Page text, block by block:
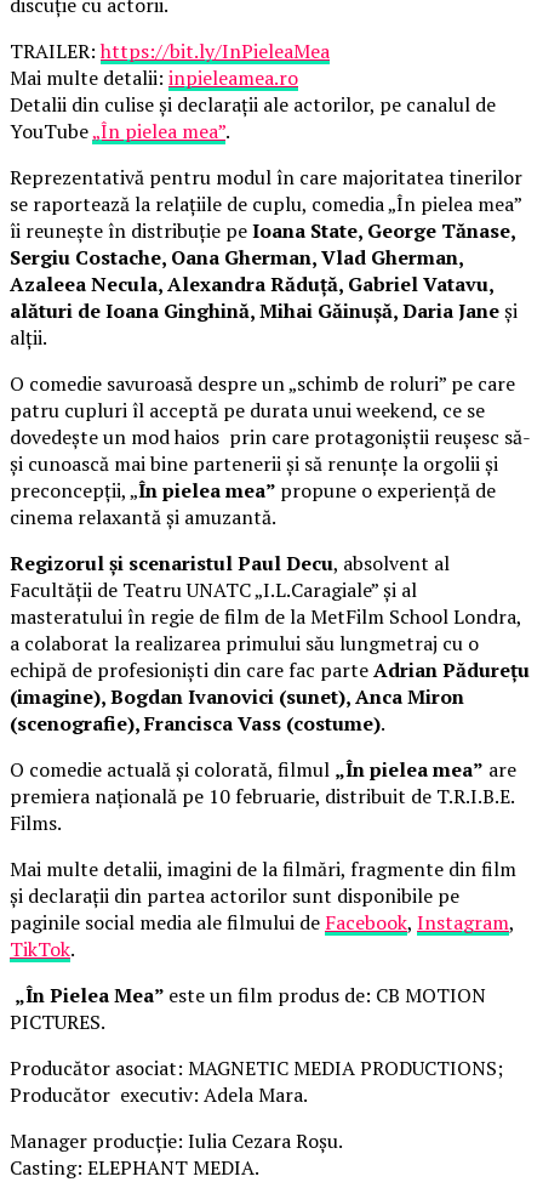
TRAILER:https://bit.ly/InPieleaMea
Mai multe detalii: inpieleamea.ro
Detalii din culise și declarații ale actorilor, pe canalul de
YouTube„În pielea mea”.
Reprezentativă pentru modul în care majoritatea tinerilor
se raportează la relațiile de cuplu, comedia „În pielea mea”
îi reunește în distribuție peIoana State, George Tănase,
Sergiu Costache, Oana Gherman, Vlad Gherman,
Azaleea Necula, Alexandra Răduță, Gabriel Vatavu,
alături de Ioana Ginghină, Mihai Găinușă, Daria Janeși
alții.
O comedie savuroasă despre un „schimb de roluri” pe care
patru cupluri îl acceptă pe durata unui weekend, ce se
dovedește un mod haios prin care protagoniștii reușesc să-
și cunoască mai bine partenerii și să renunțe la orgolii și
preconcepții, „În pielea mea” propune o experiență de
cinema relaxantă și amuzantă.
Regizorul și scenaristul Paul Decu, absolvent al
Facultății de Teatru UNATC „I.L.Caragiale” și al
masteratului în regie de film de la MetFilm School Londra,
a colaborat la realizarea primului său lungmetraj cu o
echipă de profesioniști din care fac parteAdrian Pădurețu
(imagine), Bogdan Ivanovici (sunet), Anca Miron
(scenografie), Francisca Vass (costume).
O comedie actuală și colorată, filmul „În pielea mea” are
premiera națională pe 10 februarie, distribuit de T.R.I.B.E.
Films.
Mai multe detalii, imagini de la filmări, fragmente din film
și declarații din partea actorilor sunt disponibile pe
paginile social media ale filmului de Facebook, Instagram,
TikTok.
„În Pielea Mea” este un film produs de: CB MOTION
PICTURES.
Producător asociat: MAGNETIC MEDIA PRODUCTIONS;
Producător executiv: Adela Mara.
Manager producție: Iulia Cezara Roșu.
Casting: ELEPHANT MEDIA.